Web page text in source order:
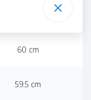
60 cm
59.5 cm